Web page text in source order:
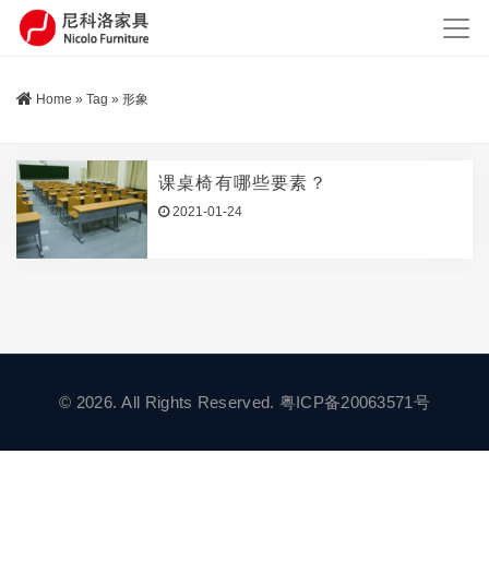
Home » Tag » 形象
课桌椅有哪些要素？
2021-01-24
© 2026. All Rights Reserved. 粤ICP备20063571号